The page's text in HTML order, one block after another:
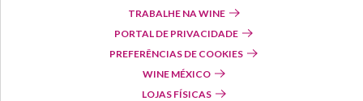
TRABALHE NA WINE
PORTAL DE PRIVACIDADE
PREFERÊNCIAS DE COOKIES
WINE MÉXICO
LOJAS FÍSICAS